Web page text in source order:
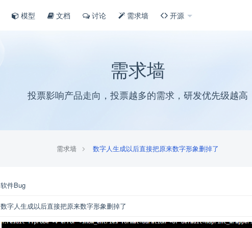
模型 文档 讨论 需求墙 开源
需求墙
投票影响产品走向，投票越多的需求，研发优先级越高
需求墙 数字人生成以后直接把原来数字形象删掉了
软件Bug
数字人生成以后直接把原来数字形象删掉了